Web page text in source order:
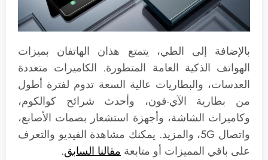
بالإضافة إلى الطي، يتمتع هذان الهاتفان بميزات
الهواتف الذكية العامة المتطورة. الكاميرات متعددة
العدسات، والبطاريات عالية السعة تدوم لفترة أطول
من بطارية الآي-فون، وأحدث شرائح كوالكوم،
وكاميرات الشاشة، وأجهزة استشعار بصمات الأصابع،
واتصال 5G، والمزيد. يمكنك مشاهدة الفيديو والتعرف
على باقي المميزات أو متابعة مقالنا السابق.